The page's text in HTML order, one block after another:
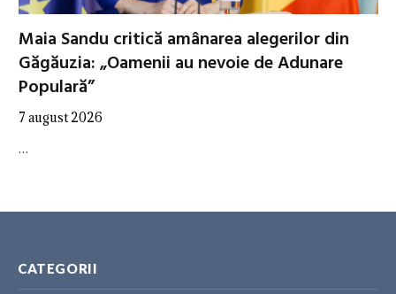
Maia Sandu critică amânarea alegerilor din
Găgăuzia: „Oamenii au nevoie de Adunare
Populară”
7 august 2026
…
CATEGORII